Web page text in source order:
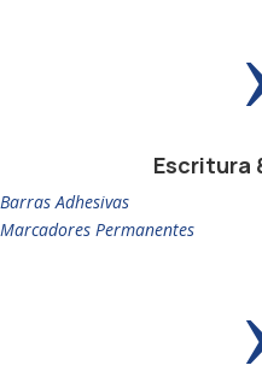
Escritura
Barras Adhesivas
Marcadores Permanentes